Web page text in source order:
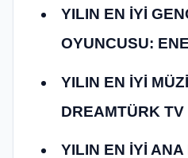
YILIN EN İYİ
OYUNCUSU:
YILIN EN İYİ
DREAMTÜRK TV
YILIN EN İYİ